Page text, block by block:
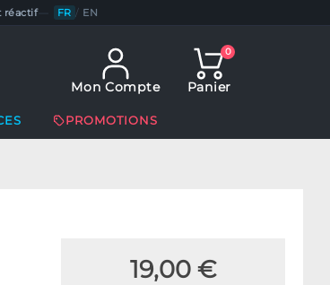
réactif— FR / EN
Mon Compte
0
Panier
PROMOTIONS
19,00 €